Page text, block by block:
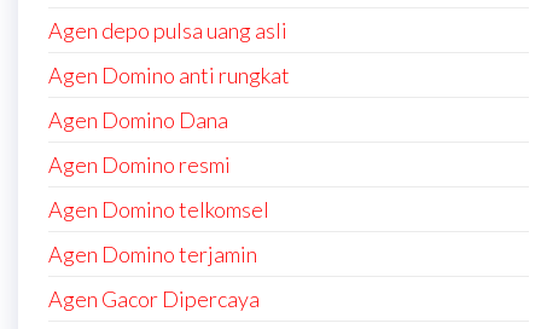
Agen depo pulsa uang asli
Agen Domino anti rungkat
Agen Domino Dana
Agen Domino resmi
Agen Domino telkomsel
Agen Domino terjamin
Agen Gacor Dipercaya